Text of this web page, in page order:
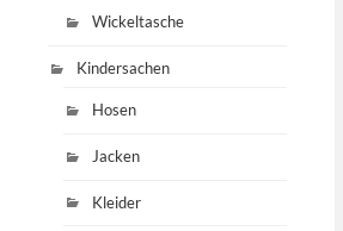
Wickeltasche
Kindersachen
Hosen
Jacken
Kleider